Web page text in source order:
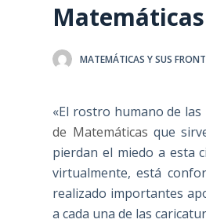
MATEMÁTICAS Y SUS
«El rostro humano de
de Matemáticas que
pierdan el miedo a esta
virtualmente, está
realizado importantes
a cada una de las